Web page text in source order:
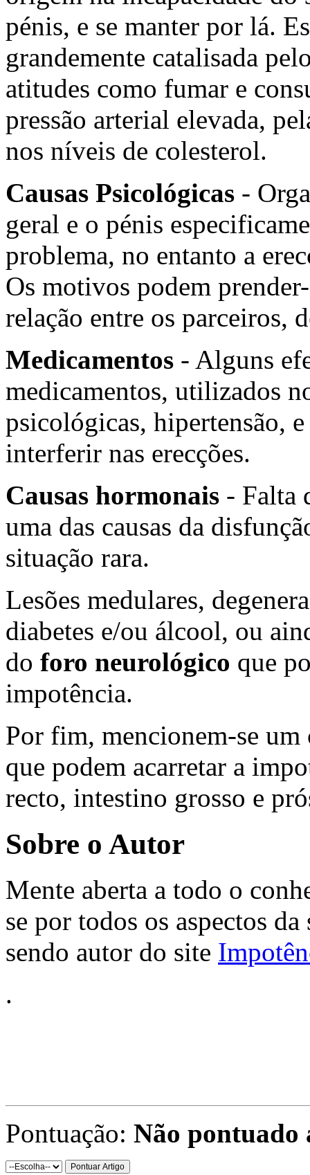
pénis, e se manter por lá.
grandemente catalisada
atitudes como fumar e
pressão arterial elevada,
nos níveis de colesterol.
Causas Psicológicas -
geral e o pénis
problema, no entanto a
Os motivos podem
relação entre os parceiros,
Medicamentos - Alguns
medicamentos, utilizados
psicológicas, hipertensão,
interferir nas erecções.
Causas hormonais - Falta
uma das causas da
situação rara.
Lesões medulares,
diabetes e/ou álcool, ou
do foro neurológico que
impotência.
Por fim, mencionem-se um
que podem acarretar a
recto, intestino grosso e
Sobre o Autor
Mente aberta a todo o
se por todos os aspectos
sendo autor do site
.
Pontuação: Não pontuado